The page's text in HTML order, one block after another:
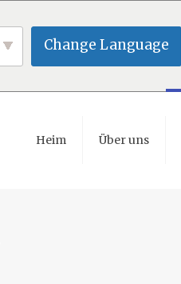
Change Language
Heim Über uns